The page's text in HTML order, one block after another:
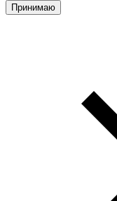
Принимаю